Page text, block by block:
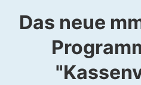
Das neue